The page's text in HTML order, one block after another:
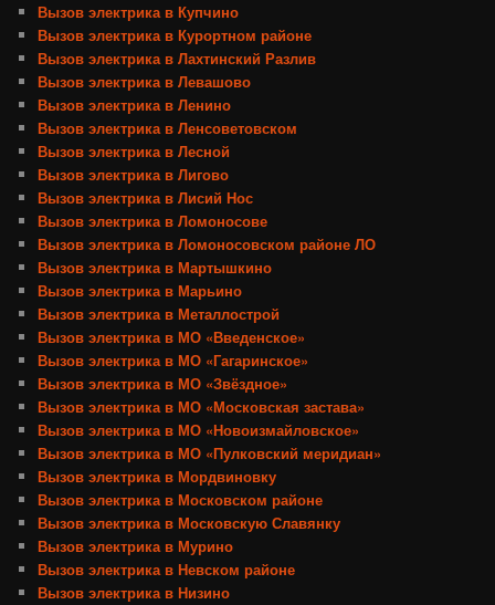
Вызов электрика в Купчино
Вызов электрика в Курортном районе
Вызов электрика в Лахтинский Разлив
Вызов электрика в Левашово
Вызов электрика в Ленино
Вызов электрика в Ленсоветовском
Вызов электрика в Лесной
Вызов электрика в Лигово
Вызов электрика в Лисий Нос
Вызов электрика в Ломоносове
Вызов электрика в Ломоносовском районе ЛО
Вызов электрика в Мартышкино
Вызов электрика в Марьино
Вызов электрика в Металлострой
Вызов электрика в МО «Введенское»
Вызов электрика в МО «Гагаринское»
Вызов электрика в МО «Звёздное»
Вызов электрика в МО «Московская застава»
Вызов электрика в МО «Новоизмайловское»
Вызов электрика в МО «Пулковский меридиан»
Вызов электрика в Мордвиновку
Вызов электрика в Московском районе
Вызов электрика в Московскую Славянку
Вызов электрика в Мурино
Вызов электрика в Невском районе
Вызов электрика в Низино